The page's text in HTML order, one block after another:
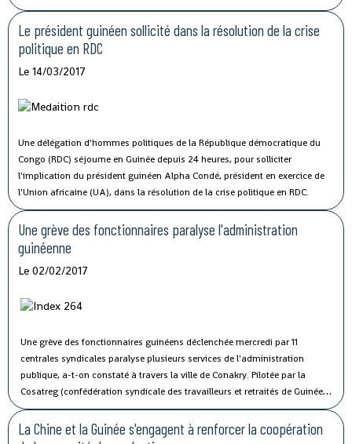
Le président guinéen sollicité dans la résolution de la crise
politique en RDC
Le 14/03/2017
Une délégation d'hommes politiques de la République démocratique du
Congo (RDC) séjourne en Guinée depuis 24 heures, pour solliciter
l'implication du président guinéen Alpha Condé, président en exercice de
l'Union africaine (UA), dans la résolution de la crise politique en RDC.
Une grève des fonctionnaires paralyse l'administration
guinéenne
Le 02/02/2017
Une grève des fonctionnaires guinéens déclenchée mercredi par 11
centrales syndicales paralyse plusieurs services de l'administration
publique, a-t-on constaté à travers la ville de Conakry. Pilotée par la
Cosatreg (confédération syndicale des travailleurs et retraités de Guinée)
et 10 centrales syndicales, la grève générale d'avertissement de 7 jours
vise à protester contre les mauvaises conditions de vie et de travail des
fonctionnaires du secteur public.
La Chine et la Guinée s'engagent à renforcer la coopération